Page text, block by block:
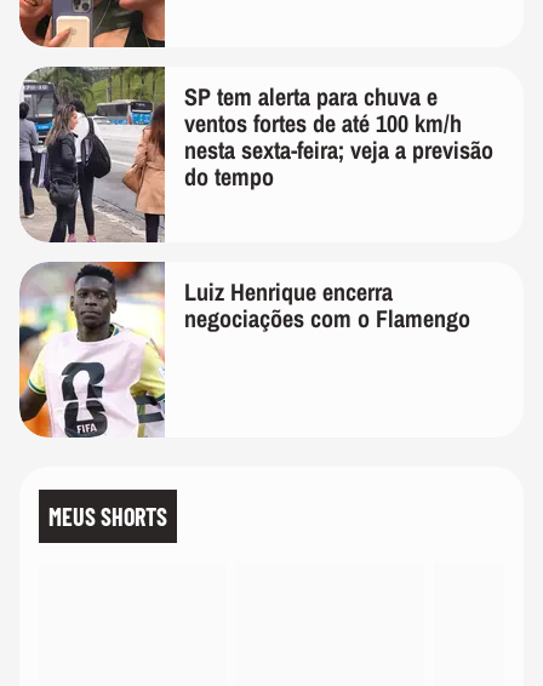
SP tem alerta para chuva e
ventos fortes de até 100 km/h
nesta sexta-feira; veja a previsão
do tempo
Luiz Henrique encerra
negociações com o Flamengo
MEUS SHORTS